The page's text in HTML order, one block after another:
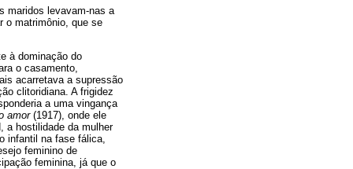
maridos levavam-nas a
o matrimônio, que se
à dominação do
o casamento,
acarretava a supressão
clitoridiana. A frigidez
a uma vingança
amor(1917), onde ele
a hostilidade da mulher
infantil na fase fálica,
feminino de
feminina, já que o